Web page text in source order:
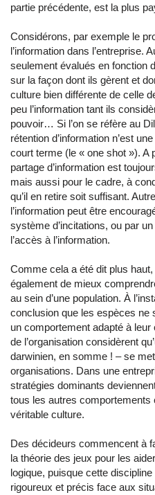
partie précédente, est la plus
Considérons, par exemple le
l’information dans l’entreprise.
seulement évalués en fonction
sur la façon dont ils gèrent et
culture bien différente de celle
peu l’information tant ils
pouvoir… Si l’on se réfère au
rétention d’information n’est
court terme (le « one shot »). A
partage d’information est
mais aussi pour le cadre, à
qu’il en retire soit suffisant.
l’information peut être
système d’incitations, ou par
l’accès à l’information.
Comme cela a été dit plus
également de mieux
au sein d’une population. À
conclusion que les espèces ne
un comportement adapté à
de l’organisation considèrent
darwinien, en somme ! – se
organisations. Dans une
stratégies dominants
tous les autres comportements
véritable culture.
Des décideurs commencent à
la théorie des jeux pour les
logique, puisque cette
rigoureux et précis face aux